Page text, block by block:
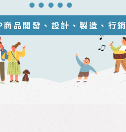
商品開發、設計、製造、行銷